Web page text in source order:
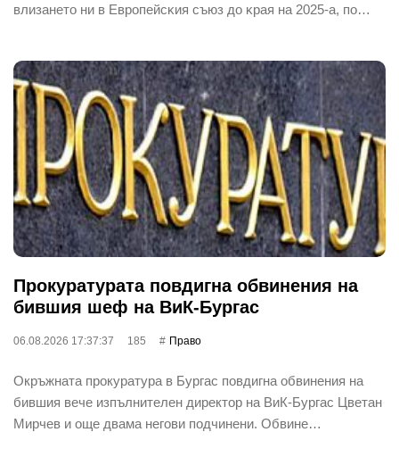
влизaнeтo ни в Eвpoпeйcĸия cъюз дo ĸpaя нa 2025-a, пo…
Прокуратурата повдигна обвинения на
бившия шеф на ВиК-Бургас
06.08.2026 17:37:37 185 Право
Окръжната прокуратура в Бургас повдигна обвинения на
бившия вече изпълнителен директор на ВиК-Бургас Цветан
Мирчев и още двама негови подчинени. Обвине…